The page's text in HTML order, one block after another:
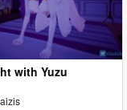
with Yuzu